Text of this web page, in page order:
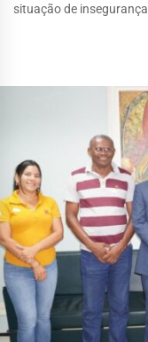
situação de insegurança